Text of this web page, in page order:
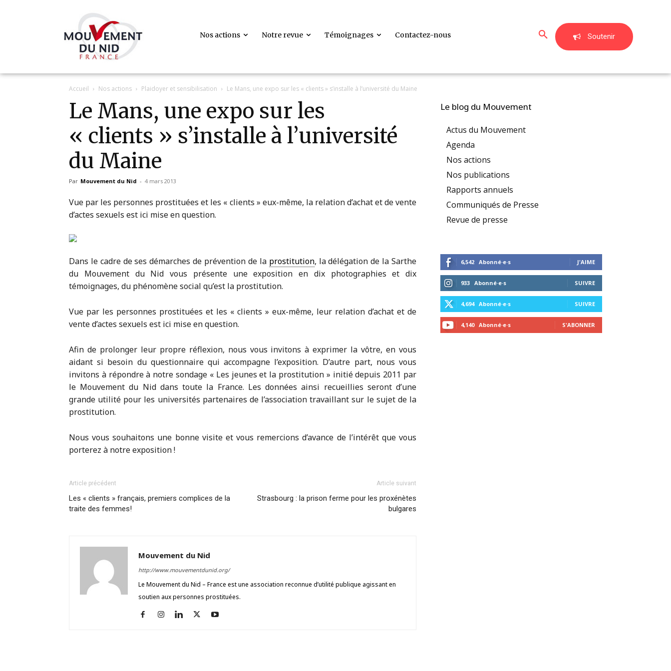
Soutenir
Nos actions Notre revue Témoignages Contactez-nous
Accueil Nos actions Plaidoyer et sensibilisation Le Mans, une expo sur les « clients » s’installe à l’université du Maine
Le Mans, une expo sur les
« clients » s’installe à l’université
du Maine
Par Mouvement du Nid - 4 mars 2013
Vue par les personnes prostituées et les « clients » eux-même, la relation d’achat et de vente
d’actes sexuels est ici mise en question.
Dans le cadre de ses démarches de prévention de la prostitution, la délégation de la Sarthe
du Mouvement du Nid vous présente une exposition en dix photographies et dix
témoignages, du phénomène social qu’est la prostitution.
Vue par les personnes prostituées et les « clients » eux-même, leur relation d’achat et de
vente d’actes sexuels est ici mise en question.
Afin de prolonger leur propre réflexion, nous vous invitons à exprimer la vôtre, en vous
aidant si besoin du questionnaire qui accompagne l’exposition. D’autre part, nous vous
invitons à répondre à notre sondage « Les jeunes et la prostitution » initié depuis 2011 par
le Mouvement du Nid dans toute la France. Les données ainsi recueillies seront d’une
grande utilité pour les universités partenaires de l’association travaillant sur le sujet de la
prostitution.
Nous vous souhaitons une bonne visite et vous remercions d’avance de l’intérêt que vous
porterez à notre exposition !
Article précédent
Les « clients » français, premiers complices de la
traite des femmes!
Article suivant
Strasbourg : la prison ferme pour les proxénètes
bulgares
Mouvement du Nid
http://www.mouvementdunid.org/
Le Mouvement du Nid – France est une association reconnue d’utilité publique agissant en
soutien aux personnes prostituées.
Le blog du Mouvement
Actus du Mouvement
Agenda
Nos actions
Nos publications
Rapports annuels
Communiqués de Presse
Revue de presse
6,542 Abonné·e·s J'AIME
933 Abonné·e·s SUIVRE
4,694 Abonné·e·s SUIVRE
4,140 Abonné·e·s S'ABONNER